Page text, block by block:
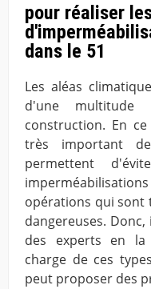
pour réaliser
dans le 51
Les aléas
d'une
construction. En
très important
permettent
opérations qui sont
dangereuses.
des experts en la
charge de ces
peut proposer des